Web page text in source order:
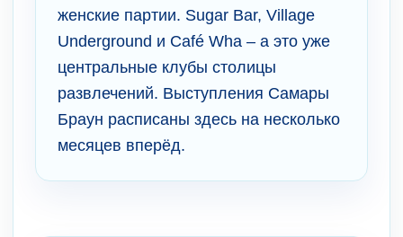
женские партии. Sugar Bar, Village
Underground и Café Wha – а это уже
центральные клубы столицы
развлечений. Выступления Самары
Браун расписаны здесь на несколько
месяцев вперёд.